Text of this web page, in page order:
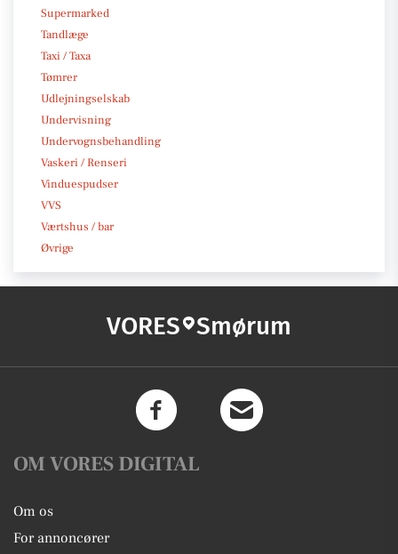
Supermarked
Tandlæge
Taxi / Taxa
Tømrer
Udlejningselskab
Undervisning
Undervognsbehandling
Vaskeri / Renseri
Vinduespudser
VVS
Værtshus / bar
Øvrige
VORES Smørum
OM VORES DIGITAL
Om os
For annoncører